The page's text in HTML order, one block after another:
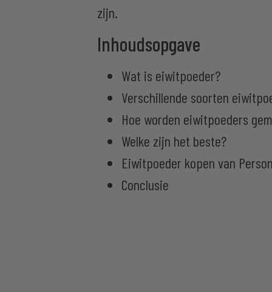
zijn.
Inhoudsopgave
Wat is eiwitpoeder?
Verschillende soorten
Hoe worden eiwitpoeders
Welke zijn het beste?
Eiwitpoeder kopen van
Conclusie